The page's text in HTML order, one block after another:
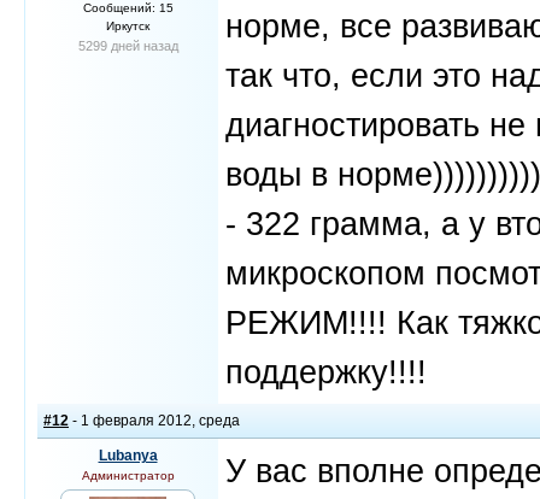
Сообщений: 15
Иркутск
5299 дней назад
норме, все
так что, если это
диагностировать
воды в
- 322 грамма, а у
микроскопом
РЕЖИМ!!!! Как
поддержку!!!!
#12 - 1 февраля 2012, среда
Lubanya
Администратор
У вас вполне